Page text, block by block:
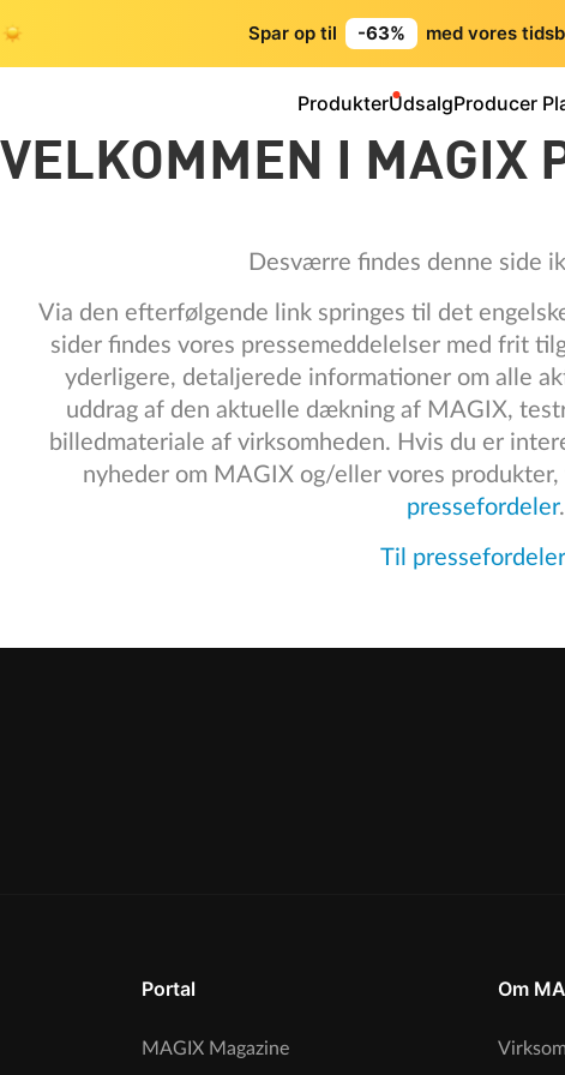
Spar op til -63% med vores
ProdukterUdsalgProducer
VELKOMMEN I MAGIX
Desværre findes denne side
Via den efterfølgende link springes til det
sider findes vores pressemeddelelser med frit
yderligere, detaljerede informationer om alle
uddrag af den aktuelle dækning af MAGIX,
billedmateriale af virksomheden. Hvis du er
nyheder om MAGIX og/eller vores
pressefordeler.
Til
Portal
MAGIX Magazine
Om